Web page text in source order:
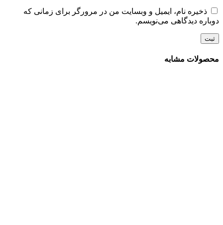
ذخیره نام، ایمیل و وبسایت من در مرورگر برای زمانی که
دوباره دیدگاهی می‌نویسم.
محصولات مشابه